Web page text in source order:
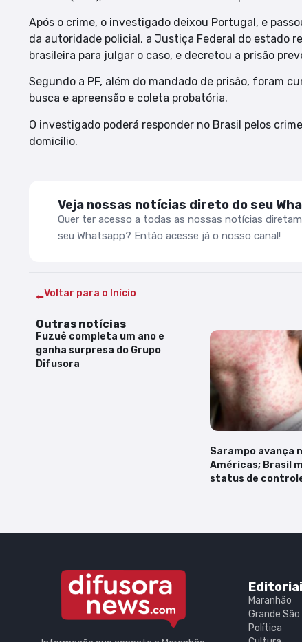
Após o crime, o investigado deixou Portugal, e
da autoridade policial, a Justiça Federal do estado
brasileira para julgar o caso, e decretou a prisão
Segundo a PF, além do mandado de prisão, foram
busca e apreensão e coleta probatória.
O investigado poderá responder no Brasil pelos
domicílio.
Veja nossas notícias direto do seu
Quer ter acesso a todas as nossas notícias
seu Whatsapp? Então acesse já o nosso canal!
Voltar para o Início
Outras notícias
Fuzuê completa um ano e
ganha surpresa do Grupo
Difusora
Sarampo avança
Américas; Brasil
status de
Maranhão
Grande São
Política